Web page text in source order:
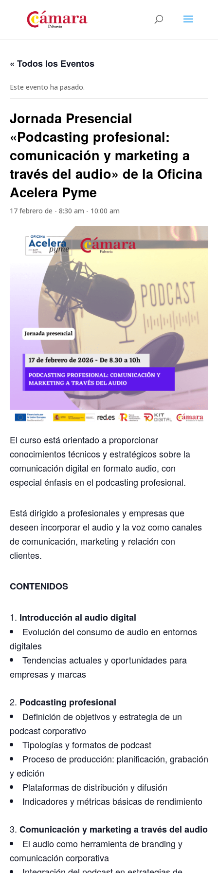
« Todos los Eventos
Este evento ha pasado.
Jornada Presencial
«Podcasting profesional:
comunicación y marketing a
través del audio» de la Oficina
Acelera Pyme
17 febrero de - 8:30 am - 10:00 am
El curso está orientado a proporcionar
conocimientos técnicos y estratégicos sobre la
comunicación digital en formato audio, con
especial énfasis en el podcasting profesional.
Está dirigido a profesionales y empresas que
deseen incorporar el audio y la voz como canales
de comunicación, marketing y relación con
clientes.
CONTENIDOS
Introducción al audio digital
Evolución del consumo de audio en entornos
digitales
Tendencias actuales y oportunidades para
empresas y marcas
Podcasting profesional
Definición de objetivos y estrategia de un
podcast corporativo
Tipologías y formatos de podcast
Proceso de producción: planificación, grabación
y edición
Plataformas de distribución y difusión
Indicadores y métricas básicas de rendimiento
Comunicación y marketing a través del audio
El audio como herramienta de branding y
comunicación corporativa